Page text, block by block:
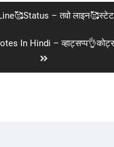
– तवो
In Hindi – व्हाट्सप्प👌कोट्स